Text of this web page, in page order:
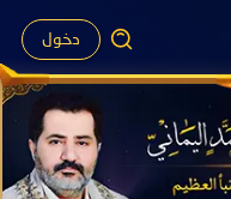
دخول